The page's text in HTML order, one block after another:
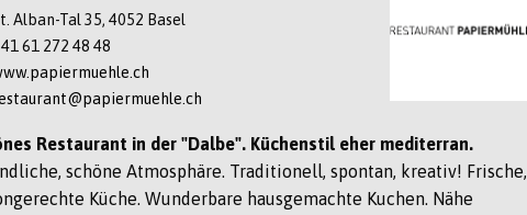
Alban-Tal 35, 4052 Basel
61 272 48 48
Restaurant in der "Dalbe". Küchenstil eher mediterran.
schöne Atmosphäre. Traditionell, spontan, kreativ! Frische,
Küche. Wunderbare hausgemachte Kuchen. Nähe